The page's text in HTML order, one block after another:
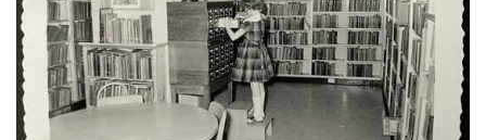
Ados-adultes | Bibliothèque de Watermael | 16H30 – 19H
Animé par Romain Est-ce qu’un jour, lire un livre, un texte,
une phrase… vous a transformé ? Aidé à comprendre,
traverser, […]